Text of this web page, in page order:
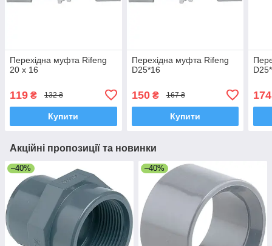
Перехідна муфта Rifeng
20 х 16
119 ₴ 132 ₴
Купити
Перехідна муфта Rifeng
D25*16
150₴ 167 ₴
Купити
174
Акційні пропозиції та новинки
–40% –40%